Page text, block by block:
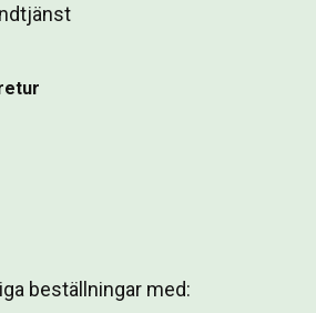
beställningar med: